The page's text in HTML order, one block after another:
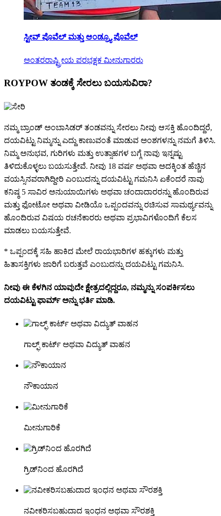
ಸ್ಟೀವ್ ಪೊವೆಲ್ ಮತ್ತು ಆಂಡ್ರ್ಯೂ ಪೊವೆಲ್
ಅಂತರರಾಷ್ಟ್ರೀಯ ಪರಭಕ್ಷಕ ಮೀನುಗಾರರು
ROYPOW ತಂಡಕ್ಕೆ ಸೇರಲು ಬಯಸುವಿರಾ?
ನಮ್ಮ ಬ್ರಾಂಡ್ ಅಂಬಾಸಿಡರ್ ತಂಡವನ್ನು ಸೇರಲು ನೀವು ಆಸಕ್ತಿ ಹೊಂದಿದ್ದರೆ,
ದಯವಿಟ್ಟು ನಿಮ್ಮನ್ನು ಎದ್ದು ಕಾಣುವಂತೆ ಮಾಡುವ ಅಂಶಗಳನ್ನು ನಮಗೆ ತಿಳಿಸಿ.
ನಿಮ್ಮ ಅನುಭವ, ಗುರಿಗಳು ಮತ್ತು ಉತ್ಸಾಹಗಳ ಬಗ್ಗೆ ನಾವು ಇನ್ನಷ್ಟು
ತಿಳಿದುಕೊಳ್ಳಲು ಬಯಸುತ್ತೇವೆ. ನೀವು 18 ವರ್ಷ ಅಥವಾ ಅದಕ್ಕಿಂತ ಹೆಚ್ಚಿನ
ವಯಸ್ಸಿನವರಾಗಿದ್ದೀರಿ ಎಂಬುದನ್ನು ದಯವಿಟ್ಟು ಗಮನಿಸಿ ಏಕೆಂದರೆ ನಾವು
ಕನಿಷ್ಠ 5 ಸಾವಿರ ಅನುಯಾಯಿಗಳು ಅಥವಾ ಚಂದಾದಾರರನ್ನು ಹೊಂದಿರುವ
ಮತ್ತು ಫೋಟೋ ಅಥವಾ ವೀಡಿಯೊ ಒಪ್ಪಂದವನ್ನು ರಚಿಸುವ ಸಾಮರ್ಥ್ಯವನ್ನು
ಹೊಂದಿರುವ ವಿಷಯ ರಚನೆಕಾರರು ಅಥವಾ ಪ್ರಭಾವಿಗಳೊಂದಿಗೆ ಕೆಲಸ
ಮಾಡಲು ಬಯಸುತ್ತೇವೆ.
* ಒಪ್ಪಂದಕ್ಕೆ ಸಹಿ ಹಾಕಿದ ಮೇಲೆ ರಾಯಭಾರಿಗಳ ಹಕ್ಕುಗಳು ಮತ್ತು
ಹಿತಾಸಕ್ತಿಗಳು ಜಾರಿಗೆ ಬರುತ್ತವೆ ಎಂಬುದನ್ನು ದಯವಿಟ್ಟು ಗಮನಿಸಿ.
ನೀವು ಈ ಕೆಳಗಿನ ಯಾವುದೇ ಕ್ಷೇತ್ರದಲ್ಲಿದ್ದರೂ, ನಮ್ಮನ್ನು ಸಂಪರ್ಕಿಸಲು
ದಯವಿಟ್ಟು ಫಾರ್ಮ್ ಅನ್ನು ಭರ್ತಿ ಮಾಡಿ.
ಗಾಲ್ಫ್ ಕಾರ್ಟ್ ಅಥವಾ ವಿದ್ಯುತ್ ವಾಹನ
ನೌಕಾಯಾನ
ಮೀನುಗಾರಿಕೆ
ಗ್ರಿಡ್‌ನಿಂದ ಹೊರಗಿದೆ
ನವೀಕರಿಸಬಹುದಾದ ಇಂಧನ ಅಥವಾ ಸೌರಶಕ್ತಿ